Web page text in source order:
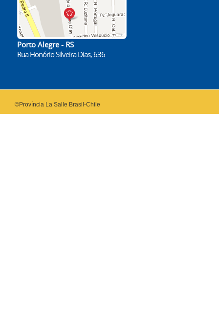
Porto Alegre - RS
Rua Honório Silveira Dias, 636
©Província La Salle Brasil-Chile